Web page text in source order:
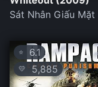
Sát Nhân Giấu Mặt
⭐ 6.1
💛 5,885